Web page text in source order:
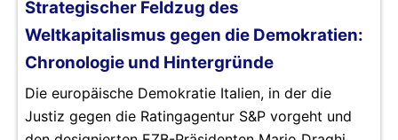
Strategischer Feldzug des
Weltkapitalismus gegen die Demokratien:
Chronologie und Hintergründe
Die europäische Demokratie Italien, in der die
Justiz gegen die Ratingagentur S&P vorgeht und